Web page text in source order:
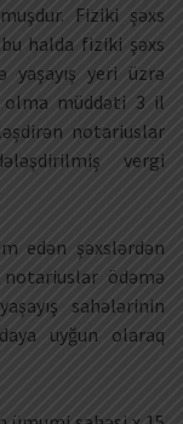
Fiziki şəxs
halda fiziki şəxs
yeri üzrə
olma müddəti 3 il
notariuslar
vergi
edən şəxslərdən
notariuslar ödəmə
sahələrinin
uyğun olaraq